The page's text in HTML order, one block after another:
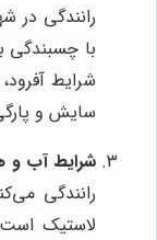
رانندگی در
با چسبندگی
شرایط
سایش و
شرایط آب و
رانندگی
لاستیک